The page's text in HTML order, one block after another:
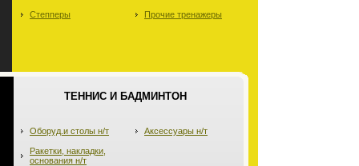
Степперы Прочие тренажеры
ТЕННИС И БАДМИНТОН
Оборуд.и столы н/т
Ракетки, накладки,
основания н/т
Аксессуары н/т